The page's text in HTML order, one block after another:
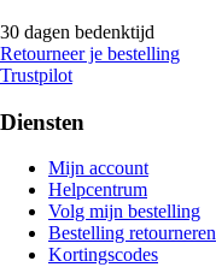
30 dagen bedenktijd
Retourneer je bestelling
Trustpilot
Diensten
Mijn account
Helpcentrum
Volg mijn bestelling
Bestelling retourneren
Kortingscodes